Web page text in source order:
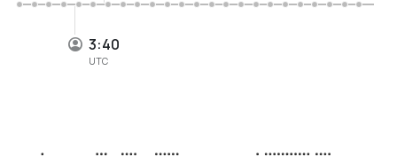
3:40
UTC